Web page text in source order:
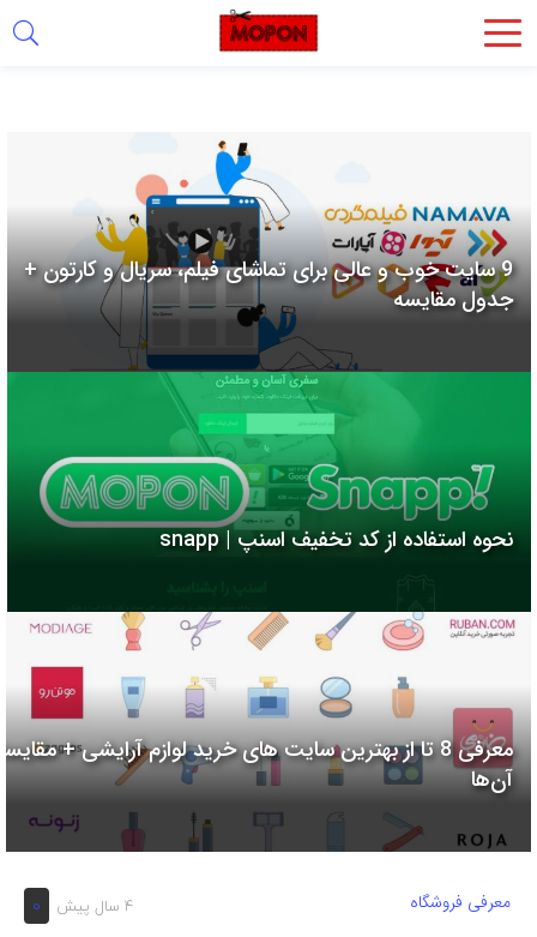
اشتراک
از
روش‌های
زیر
می‌توانید
صفحه
دوستان
خود
به
بگذارید.
لینک
9 سایت خوب و عالی برای تماشای فیلم، سریال و کارتون +
جدول مقایسه
نحوه استفاده از کد تخفیف اسنپ | snapp
معرفی 8 تا از بهترین سایت های خرید لوازم آرایشی +
آن‌ها
4 سال پیش 0 معرفی فروشگاه